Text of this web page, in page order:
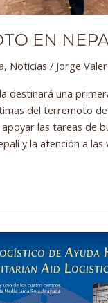
EN
, Noticias / Jorge
destinará una
del terremoto de
las tareas de
y la atención a las